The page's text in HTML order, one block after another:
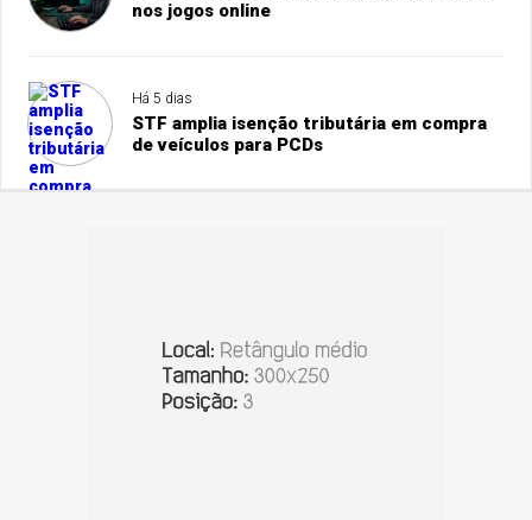
nos jogos online
Há 5 dias
STF amplia isenção tributária em compra
de veículos para PCDs